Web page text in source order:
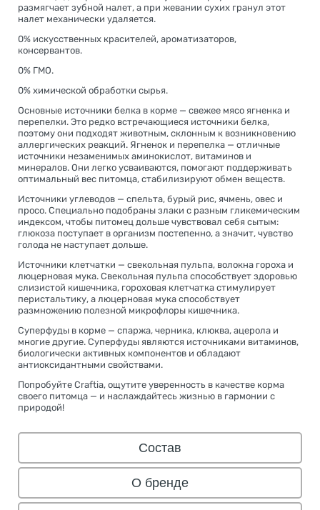
размягчает зубной налет, а при жевании сухих гранул этот
налет механически удаляется.
0% искусственных красителей, ароматизаторов,
консервантов.
0% ГМО.
0% химической обработки сырья.
Основные источники белка в корме — свежее мясо ягненка и
перепелки. Это редко встречающиеся источники белка,
поэтому они подходят животным, склонным к возникновению
аллергических реакций. Ягненок и перепелка — отличные
источники незаменимых аминокислот, витаминов и
минералов. Они легко усваиваются, помогают поддерживать
оптимальный вес питомца, стабилизируют обмен веществ.
Источники углеводов — спельта, бурый рис, ячмень, овес и
просо. Специально подобраны злаки с разным гликемическим
индексом, чтобы питомец дольше чувствовал себя сытым:
глюкоза поступает в организм постепенно, а значит, чувство
голода не наступает дольше.
Источники клетчатки — свекольная пульпа, волокна гороха и
люцерновая мука. Свекольная пульпа способствует здоровью
слизистой кишечника, гороховая клетчатка стимулирует
перистальтику, а люцерновая мука способствует
размножению полезной микрофлоры кишечника.
Суперфуды в корме — спаржа, черника, клюква, ацерола и
многие другие. Суперфуды являются источниками витаминов,
биологически активных компонентов и обладают
антиоксидантными свойствами.
Попробуйте Craftia, ощутите уверенность в качестве корма
своего питомца — и наслаждайтесь жизнью в гармонии с
природой!
Состав
О бренде